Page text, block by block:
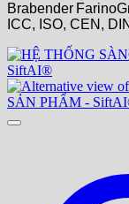
Brabender
ICC, ISO, CEN,